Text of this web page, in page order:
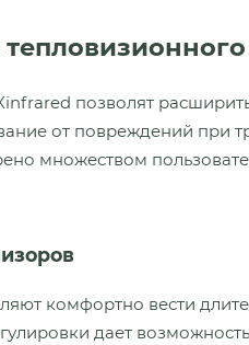
позволят
от повреждений при
множеством
комфортно вести
дает